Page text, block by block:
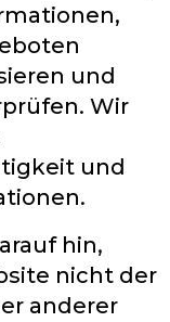
und
Wir
und
hin,
nicht der
anderer